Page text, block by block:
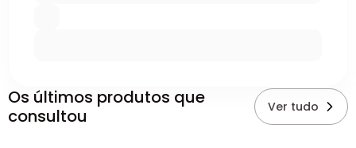
Os últimos produtos que
consultou
Ver tudo